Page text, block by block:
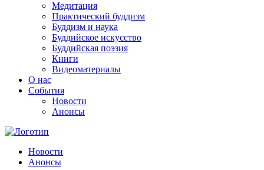
Медитация
Практический буддизм
Буддизм и наука
Буддийское искусство
Буддийская поэзия
Книги
Видеоматериалы
О нас
События
Новости
Анонсы
Новости
Анонсы